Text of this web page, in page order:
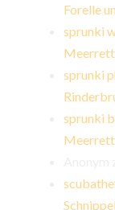
Forelle
sprunki
sprunki
sprunki